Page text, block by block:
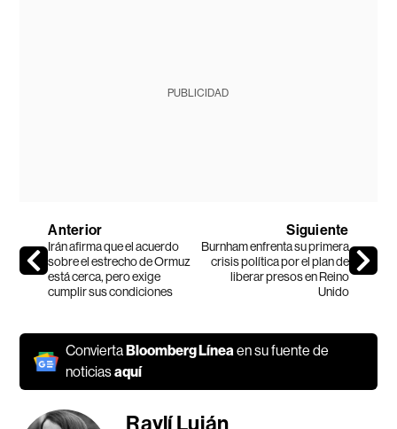
PUBLICIDAD
Anterior
Irán afirma que el acuerdo
sobre el estrecho de Ormuz
está cerca, pero exige
cumplir sus condiciones
Siguiente
Burnham enfrenta su primera
crisis política por el plan de
liberar presos en Reino
Unido
ConviertaBloomberg Líneaen su fuente de
noticiasaquí
Raylí Luján